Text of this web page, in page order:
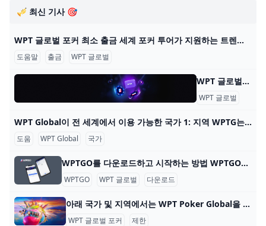
🎺 최신 기사 🎯
WPT 글로벌 포커 최소 출금 세계 포커 투어가 지원하는 트렌디한 포커 플랫폼 WPT 글로벌의 혜택을 알아보세요. 원활한 게임 플레이를 위한 간편한 입출금 프로세스에 대해 배워보세요. 2022년에
도움말 출금 WPT 글로벌
WPT 글로벌 - 자주 묻는 질문: 온라인 포커 WPT 글로벌 - 자주 묻는 질문: 온라인 포커 내 계정 어떻게 게임을 시작하나요? WPT 글로벌에서 게임을 하려면, 기기에 앱을 다운로드하고 설치하세요. 이 단계를 완료한 후
WPT 글로벌
WPT Global이 전 세계에서 이용 가능한 국가 1: 지역 WPTG는 다음 지역을 지원합니다: 대한민국 🇰🇷 일본 🇯🇵 베트남 🇻🇳 멕시코 🇲🇽 말레이시아 🇲🇾 인도네시아 🇮🇩 WPTG는 이러한 지역에 오프라인 부서
도움 WPT Global 국가
WPTGO를 다운로드하고 시작하는 방법 WPTGO를 다운로드하고 온라인 포커를 시작하는 방법 World Poker Tour와 관련된 온라인 포커 플랫폼인 WPTGO를 시작하는 것은 간단하고 빠릅니다. 다음의 간단한
WPTGO WPT 글로벌 다운로드
아래 국가 및 지역에서는 WPT Poker Global을 다운로드하고 플레이할 수 없습니다. WPT Global Poker는 100개 이상의 국가에서 플레이어가 접속할 수 있지만 현지 규정에 따른 특정 제한 사항이 있습니다. 아래 국가 및 지역에서 WPT Poker Global을 다운
WPT 글로벌 포커 제한